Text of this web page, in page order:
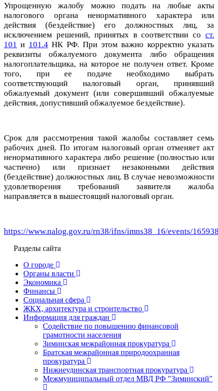
Упрощенную жалобу можно подать на любые акты
налогового органа ненормативного характера или
действия (бездействие) его должностных лиц, за
исключением решений, принятых в соответствии со ст.
101 и 101.4НК РФ. При этом важно корректно указать
реквизиты обжалуемого документа либо обращения
налогоплательщика, на которое не получен ответ. Кроме
того, при ее подаче необходимо выбрать
соответствующий налоговый орган, принявший
обжалуемый документ (или совершивший обжалуемые
действия, допустивший обжалуемое бездействие).
Срок для рассмотрения такой жалобы составляет семь
рабочих дней. По итогам налоговый орган отменяет акт
ненормативного характера либо решение (полностью или
частично) или признает незаконными действия
(бездействие) должностных лиц. В случае невозможности
удовлетворения требований заявителя жалоба
направляется в вышестоящий налоговый орган.
https://www.nalog.gov.ru/rn38/ifns/imns38_16/events/
Разделы сайта
О городе
Органы власти
Экономика
Финансы
Социальная сфера
ЖКХ, архитектура и строительство
Информация для граждан
Содействие по повышению финансовой
грамотности населения
Зиминская межрайонная прокуратура
Братская межрайонная природоохранная
прокуратура
Нижнеудинская транспортная прокуратура
Межмуниципальный отдел МВД РФ "Зиминский"